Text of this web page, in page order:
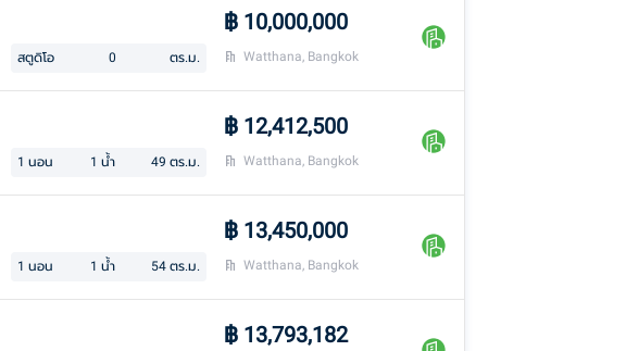
฿ 10,000,000
สตูดิโอ 0 ตร.ม. Watthana, Bangkok
฿ 12,412,500
1 นอน 1 น้ำ 49 ตร.ม. Watthana, Bangkok
฿ 13,450,000
1 นอน 1 น้ำ 54 ตร.ม. Watthana, Bangkok
฿ 13,793,182